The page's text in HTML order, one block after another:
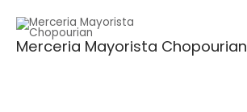
contenido
Merceria Mayorista Chopourian